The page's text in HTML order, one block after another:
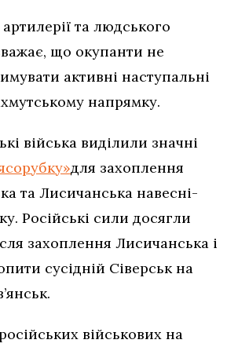
та людського
що окупанти не
активні наступальні
напрямку.
війська виділили значні
для захоплення
та Лисичанська навесні-
Російські сили досягли
захоплення Лисичанська і
сусідній Сіверськ на
військових на